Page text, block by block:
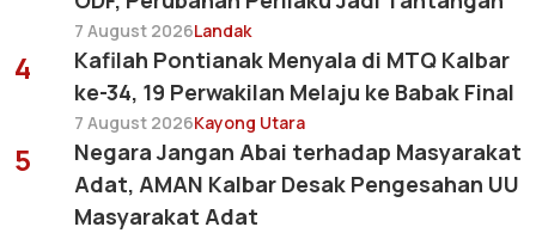
7 August 2026Landak
4
Kafilah Pontianak Menyala di MTQ Kalbar
ke-34, 19 Perwakilan Melaju ke Babak Final
7 August 2026Kayong Utara
5
Negara Jangan Abai terhadap Masyarakat
Adat, AMAN Kalbar Desak Pengesahan UU
Masyarakat Adat